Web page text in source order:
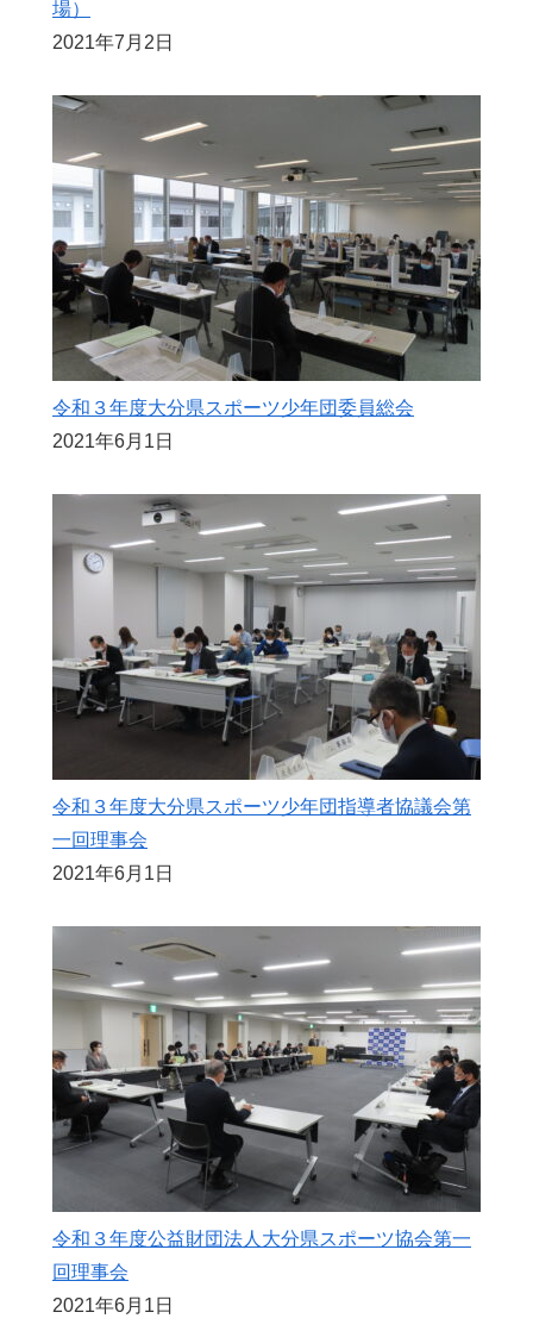
場）
2021年7月2日
令和３年度大分県スポーツ少年団委員総会
2021年6月1日
令和３年度大分県スポーツ少年団指導者協議会第
一回理事会
2021年6月1日
令和３年度公益財団法人大分県スポーツ協会第一
回理事会
2021年6月1日